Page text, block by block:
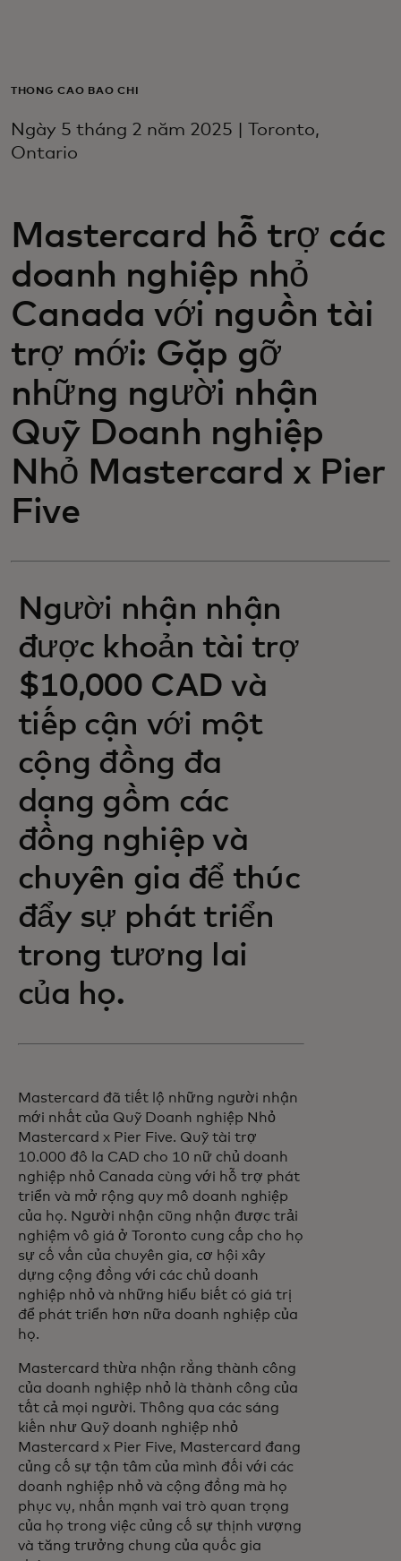
Dành cho doanh nghiệp
Dành cho thế giới
Tin tức và xu hướng
THÔNG CÁO BÁO CHÍ
Ngày 5 tháng 2 năm 2025 | Toronto,
Ontario
Mastercard hỗ trợ các
doanh nghiệp nhỏ
Canada với nguồn tài
trợ mới: Gặp gỡ
những người nhận
Quỹ Doanh nghiệp
Nhỏ Mastercard x Pier
Five
Người nhận nhận
được khoản tài trợ
$10,000 CAD và
tiếp cận với một
cộng đồng đa
dạng gồm các
đồng nghiệp và
chuyên gia để thúc
đẩy sự phát triển
trong tương lai
của họ.
Mastercard đã tiết lộ những người nhận
mới nhất của Quỹ Doanh nghiệp Nhỏ
Mastercard x Pier Five. Quỹ tài trợ
10.000 đô la CAD cho 10 nữ chủ doanh
nghiệp nhỏ Canada cùng với hỗ trợ phát
triển và mở rộng quy mô doanh nghiệp
của họ. Người nhận cũng nhận được trải
nghiệm vô giá ở Toronto cung cấp cho họ
sự cố vấn của chuyên gia, cơ hội xây
dựng cộng đồng với các chủ doanh
nghiệp nhỏ và những hiểu biết có giá trị
để phát triển hơn nữa doanh nghiệp của
họ.
Mastercard thừa nhận rằng thành công
của doanh nghiệp nhỏ là thành công của
tất cả mọi người. Thông qua các sáng
kiến như Quỹ doanh nghiệp nhỏ
Mastercard x Pier Five, Mastercard đang
củng cố sự tận tâm của mình đối với các
doanh nghiệp nhỏ và cộng đồng mà họ
phục vụ, nhấn mạnh vai trò quan trọng
của họ trong việc củng cố sự thịnh vượng
và tăng trưởng chung của quốc gia